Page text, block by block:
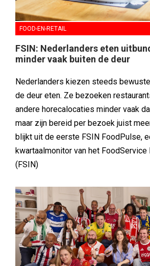
FOOD-EN-RETAIL
FSIN: Nederlanders eten
minder vaak buiten de deur
Nederlanders kiezen steeds
de deur eten. Ze bezoeken
andere horecalocaties minder vaak
maar zijn bereid per bezoek juist
blijkt uit de eerste FSIN FoodPulse,
kwartaalmonitor van het
(FSIN)